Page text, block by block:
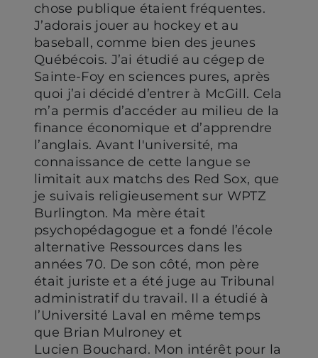
chose publique étaient fréquentes.
J’adorais jouer au hockey et au
baseball, comme bien des jeunes
Québécois. J’ai étudié au cégep de
Sainte-Foy en sciences pures, après
quoi j’ai décidé d’entrer à McGill. Cela
m’a permis d’accéder au milieu de la
finance économique et d’apprendre
l’anglais. Avant l'université, ma
connaissance de cette langue se
limitait aux matchs des Red Sox, que
je suivais religieusement sur WPTZ
Burlington. Ma mère était
psychopédagogue et a fondé l’école
alternative Ressources dans les
années 70. De son côté, mon père
était juriste et a été juge au Tribunal
administratif du travail. Il a étudié à
l’Université Laval en même temps
que Brian Mulroney et
Lucien Bouchard. Mon intérêt pour la